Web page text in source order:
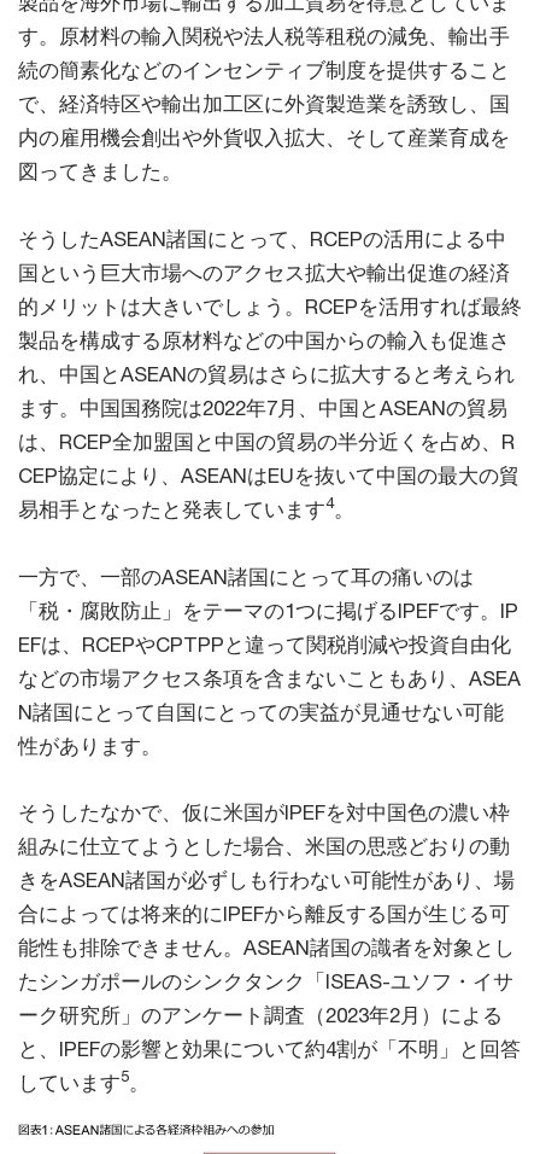
す。原材料の輸入関税や法人税等租税の減免、輸出手
続の簡素化などのインセンティブ制度を提供すること
で、経済特区や輸出加工区に外資製造業を誘致し、国
内の雇用機会創出や外貨収入拡大、そして産業育成を
図ってきました。
そうしたASEAN諸国にとって、RCEPの活用による中
国という巨大市場へのアクセス拡大や輸出促進の経済
的メリットは大きいでしょう。RCEPを活用すれば最終
製品を構成する原材料などの中国からの輸入も促進さ
れ、中国とASEANの貿易はさらに拡大すると考えられ
ます。中国国務院は2022年7月、中国とASEANの貿易
は、RCEP全加盟国と中国の貿易の半分近くを占め、R
CEP協定により、ASEANはEUを抜いて中国の最大の貿
易相手となったと発表しています4。
一方で、一部のASEAN諸国にとって耳の痛いのは
「税・腐敗防止」をテーマの1つに掲げるIPEFです。IP
EFは、RCEPやCPTPPと違って関税削減や投資自由化
などの市場アクセス条項を含まないこともあり、ASEA
N諸国にとって自国にとっての実益が見通せない可能
性があります。
そうしたなかで、仮に米国がIPEFを対中国色の濃い枠
組みに仕立てようとした場合、米国の思惑どおりの動
きをASEAN諸国が必ずしも行わない可能性があり、場
合によっては将来的にIPEFから離反する国が生じる可
能性も排除できません。ASEAN諸国の識者を対象とし
たシンガポールのシンクタンク「ISEAS-ユソフ・イサ
ーク研究所」のアンケート調査（2023年2月）による
と、IPEFの影響と効果について約4割が「不明」と回答
しています5。